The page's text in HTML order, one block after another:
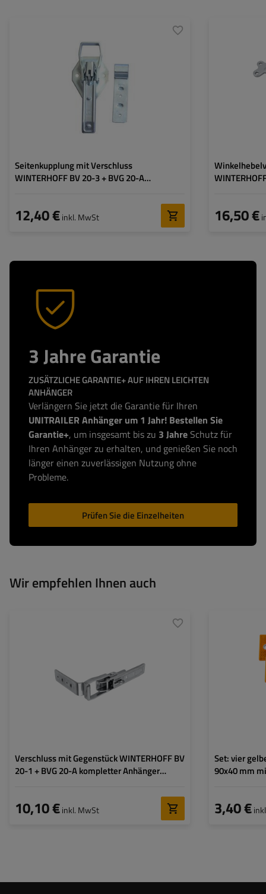
Seitenkupplung mit Verschluss
WINTERHOFF BV 20-3 + BVG 20-A
12,40 €inkl. MwSt
Spannverschluss
226 mm
91 mm
145 mm
35 mm
16,50 €
Kupplungsbreite:
Verschlussbreite:
3 Jahre Garantie
ZUSÄTZLICHE GARANTIE+ AUF IHREN LEICHTEN
ANHÄNGER
Verlängern Sie jetzt die Garantie für Ihren
UNITRAILER Anhänger um 1 Jahr! Bestellen Sie
Garantie+, um insgesamt bis zu 3 Jahre Schutz für
Ihren Anhänger zu erhalten, und genießen Sie noch
länger einen zuverlässigen Nutzung ohne
Probleme.
Prüfen Sie die Einzelheiten
Wir empfehlen Ihnen auch
Verschluss mit Gegenstück WINTERHOFF BV
20-1 + BVG 20-A kompletter Anhänger
10,10 €inkl. MwSt
Verschlusslänge:
145 mm
35 mm
Set: vier
90x40 mm
3,40 €